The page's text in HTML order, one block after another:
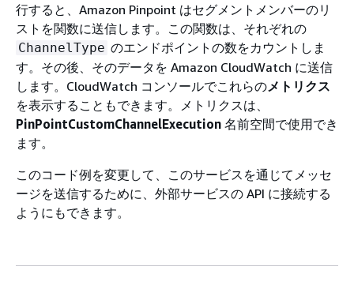
行すると、Amazon Pinpoint はセグメントメンバーのリ
ストを関数に送信します。この関数は、それぞれの
ChannelType のエンドポイントの数をカウントしま
す。その後、そのデータを Amazon CloudWatch に送信
します。CloudWatch コンソールでこれらのメトリクス
を表示することもできます。メトリクスは、
PinPointCustomChannelExecution 名前空間で使用でき
ます。
このコード例を変更して、このサービスを通じてメッセ
ージを送信するために、外部サービスの API に接続する
ようにもできます。